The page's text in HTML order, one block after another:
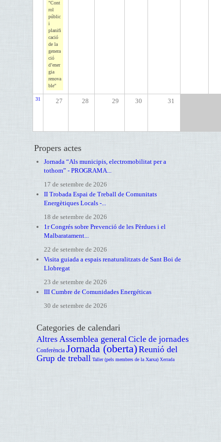
"Cont
rol
públic
i
planifi
cació
de la
genera
ció
d’ener
gia
renova
ble"
31 27 28 29 30 31
Propers actes
Jornada “Als municipis, electromobilitat per a
tothom” - PROGRAMA...
17 de setembre de 2026
II Trobada Espai de Treball de Comunitats
Energètiques Locals -...
18 de setembre de 2026
1r Congrés sobre Prevenció de les Pèrdues i el
Malbaratament...
22 de setembre de 2026
Visita guiada a espais renaturalitzats de Sant Boi de
Llobregat
23 de setembre de 2026
III Cumbre de Comunidades Energéticas
30 de setembre de 2026
Categories de calendari
Altres Assemblea generalCicle de jornades
Conferència Jornada (oberta)Reunió del
Grup de treball Taller (pels membres de la Xarxa) Xerrada